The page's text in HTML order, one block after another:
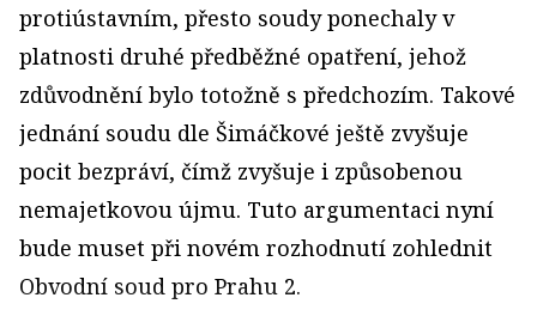
protiústavním, přesto soudy ponechaly v
platnosti druhé předběžné opatření, jehož
zdůvodnění bylo totožně s předchozím. Takové
jednání soudu dle Šimáčkové ještě zvyšuje
pocit bezpráví, čímž zvyšuje i způsobenou
nemajetkovou újmu. Tuto argumentaci nyní
bude muset při novém rozhodnutí zohlednit
Obvodní soud pro Prahu 2.